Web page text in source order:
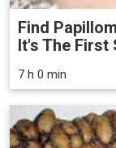
Find
It's The First
7 h 0 min